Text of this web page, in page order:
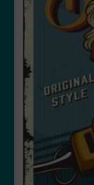
Votre espace